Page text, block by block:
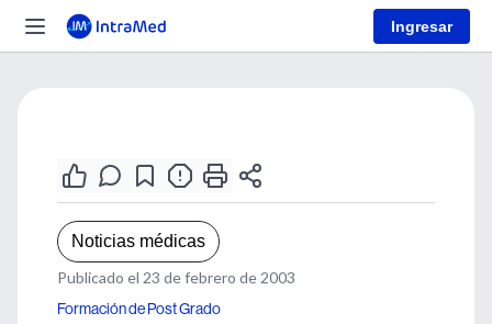
Ingresar
Noticias médicas
Publicado el 23 de febrero de 2003
Formación de Post Grado